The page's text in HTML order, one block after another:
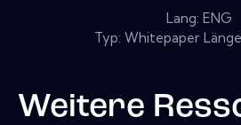
Lang: ENG
Typ: Whitepaper
Weitere